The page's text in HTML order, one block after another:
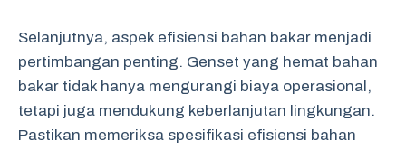
Selanjutnya, aspek efisiensi bahan bakar menjadi
pertimbangan penting. Genset yang hemat bahan
bakar tidak hanya mengurangi biaya operasional,
tetapi juga mendukung keberlanjutan lingkungan.
Pastikan memeriksa spesifikasi efisiensi bahan